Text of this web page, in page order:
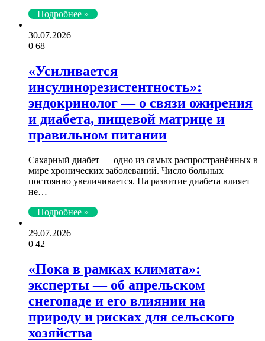
Подробнее »
30.07.2026
0 68
«Усиливается
инсулинорезистентность»:
эндокринолог — о связи ожирения
и диабета, пищевой матрице и
правильном питании
Сахарный диабет — одно из самых распространённых в
мире хронических заболеваний. Число больных
постоянно увеличивается. На развитие диабета влияет
не…
Подробнее »
29.07.2026
0 42
«Пока в рамках климата»:
эксперты — об апрельском
снегопаде и его влиянии на
природу и рисках для сельского
хозяйства